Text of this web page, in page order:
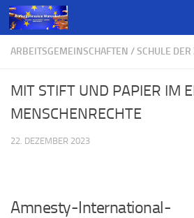
ARBEITSGEMEINSCHAFTEN /SCHULE DER
MIT STIFT UND PAPIER IM
MENSCHENRECHTE
22. DEZEMBER 2023
Amnesty-International-